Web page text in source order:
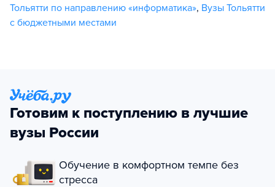
Тольятти по направлению «информатика», Вузы Тольятти
с бюджетными местами
Готовим к поступлению в лучшие
вузы России
Обучение в комфортном темпе без
стресса